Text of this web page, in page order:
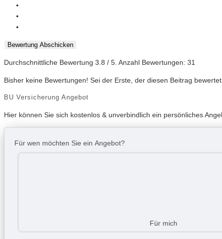
Bewertung Abschicken
Durchschnittliche Bewertung 3.8 / 5. Anzahl Bewertungen: 31
Bisher keine Bewertungen! Sei der Erste, der diesen Beitrag
BU Versicherung Angebot
Hier können Sie sich kostenlos & unverbindlich ein persönliches
Für wen möchten Sie ein Angebot?
Für mich